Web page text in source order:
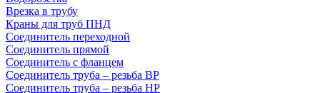
Врезка в трубу
Краны для труб ПНД
Соединитель переходной
Соединитель прямой
Соединитель с фланцем
Соединитель труба – резьба ВР
Соединитель труба – резьба НР